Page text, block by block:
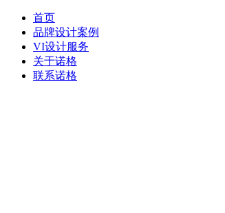
首页
品牌设计案例
VI设计服务
关于诺格
联系诺格